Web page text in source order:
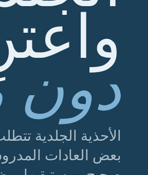
دون
الأحذية الجلدية
بعض العادات